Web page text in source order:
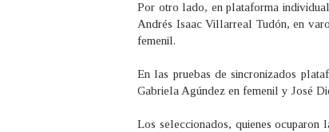
Por otro lado, en plataforma
Andrés Isaac Villarreal Tudón, en
femenil.
En las pruebas de sincronizados
Gabriela Agúndez en femenil y José
Los seleccionados, quienes